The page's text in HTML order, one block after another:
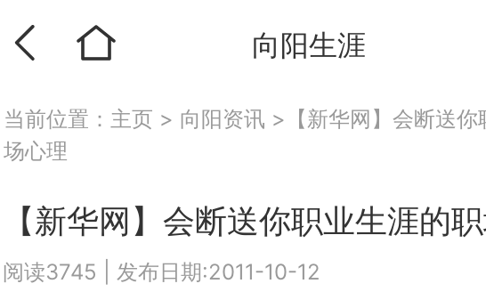
向阳生涯
当前位置： 主页 > 向阳资讯 >【新华网】会断送你
场心理
【新华网】会断送你职业生涯的
阅读3745 发布日期:2011-10-12